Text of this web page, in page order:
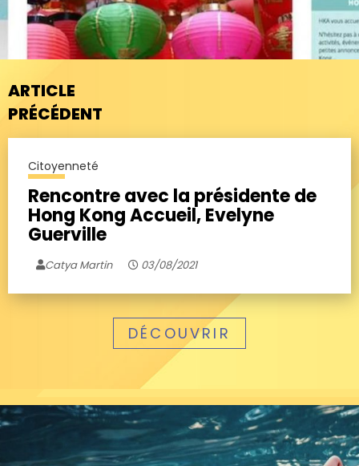
ARTICLE
PRÉCÉDENT
Citoyenneté
Rencontre avec la présidente de
Hong Kong Accueil, Evelyne
Guerville
Catya Martin 03/08/2021
DÉCOUVRIR